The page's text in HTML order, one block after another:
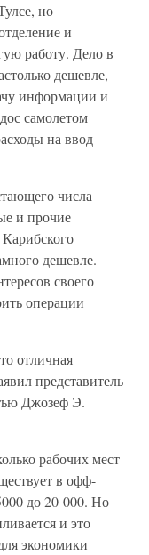
но
и
работу. Дело в
дешевле,
информации и
самолетом
на ввод
числа
и прочие
дешевле.
своего
операции
отличная
представитель
Джозеф Э.
рабочих мест
в офф-
до 20 000. Но
и это
экономики